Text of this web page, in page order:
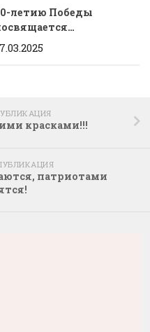
летию Победы
красками!!!
патриотами